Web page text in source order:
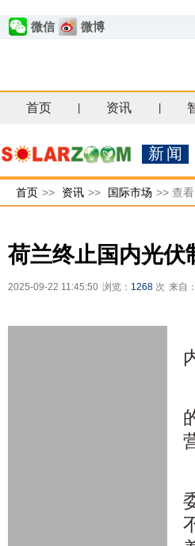
微信 微博
首页 资讯
新闻
首页 >> 资讯 >> 国际市场 >> 查
荷兰终止国内光伏
2025-09-22 11:45:50 浏览： 1268 次 来自